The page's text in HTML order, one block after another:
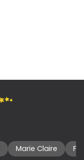
Marie Claire